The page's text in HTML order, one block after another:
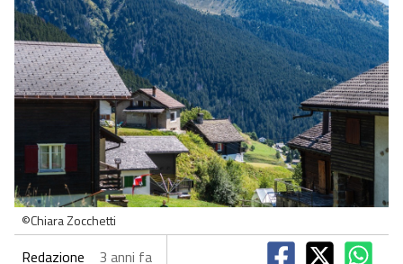
©Chiara Zocchetti
Redazione 3 anni fa